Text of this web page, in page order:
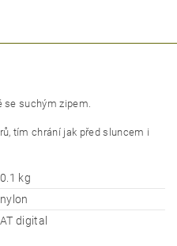
se suchým zipem.
tím chrání jak před sluncem i
0.1 kg
nylon
AT digital